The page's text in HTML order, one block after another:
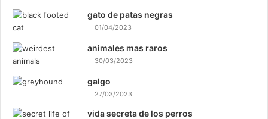
gato de patas negras
01/04/2023
animales mas raros
30/03/2023
galgo
27/03/2023
vida secreta de los perros